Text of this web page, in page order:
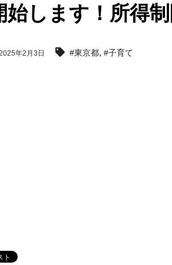
始します！所得
年2月3日 #東京都, #子育て